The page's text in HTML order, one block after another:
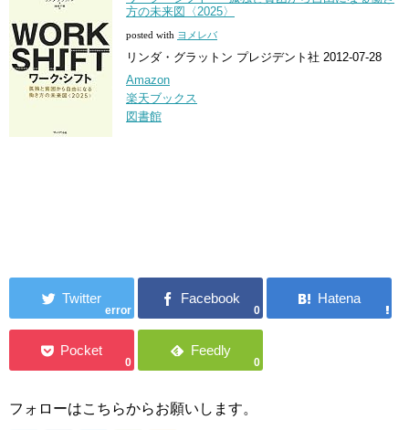
方の未来図〈2025〉
posted with ヨメレバ
リンダ・グラットン プレジデント社 2012-07-28
Amazon
楽天ブックス
図書館
error 0
0 0
フォローはこちらからお願いします。